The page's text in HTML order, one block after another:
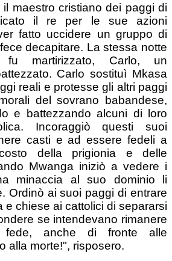
maestro cristiano dei paggi di
il re per le sue azioni
fatto uccidere un gruppo di
decapitare. La stessa notte
martirizzato, Carlo, un
Carlo sostituì Mkasa
reali e protesse gli altri paggi
del sovrano babandese,
e battezzando alcuni di loro
Incoraggiò questi suoi
casti e ad essere fedeli a
della prigionia e delle
Mwanga iniziò a vedere i
minaccia al suo dominio li
Ordinò ai suoi paggi di entrare
e chiese ai cattolici di separarsi
se intendevano rimanere
anche di fronte alle
alla morte!", risposero.